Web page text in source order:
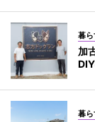
暮ら
加
暮ら